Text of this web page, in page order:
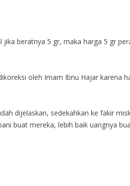
beratnya 5 gr, maka harga 5 gr
oleh Imam Ibnu Hajar karena
dijelaskan, sedekahkan ke fakir
buat mereka, lebih baik uangnya